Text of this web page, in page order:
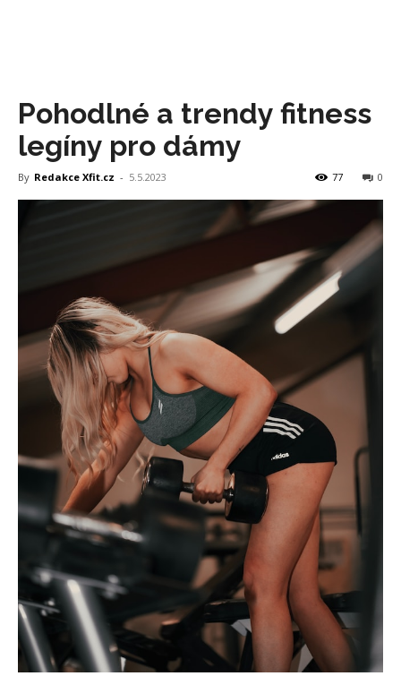
Pohodlné a trendy fitness
legíny pro dámy
By Redakce Xfit.cz - 5.5.2023 0
77